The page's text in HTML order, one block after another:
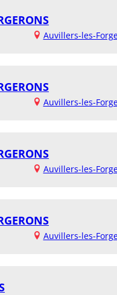
Auvillers-les-
Auvillers-les-
Auvillers-les-
Auvillers-les-